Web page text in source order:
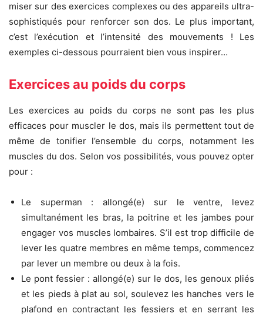
miser sur des exercices complexes ou des appareils ultra-
sophistiqués pour renforcer son dos. Le plus important,
c’est l’exécution et l’intensité des mouvements ! Les
exemples ci-dessous pourraient bien vous inspirer…
Exercices au poids du corps
Les exercices au poids du corps ne sont pas les plus
efficaces pour muscler le dos, mais ils permettent tout de
même de tonifier l’ensemble du corps, notamment les
muscles du dos. Selon vos possibilités, vous pouvez opter
pour :
Le superman : allongé(e) sur le ventre, levez
simultanément les bras, la poitrine et les jambes pour
engager vos muscles lombaires. S’il est trop difficile de
lever les quatre membres en même temps, commencez
par lever un membre ou deux à la fois.
Le pont fessier : allongé(e) sur le dos, les genoux pliés
et les pieds à plat au sol, soulevez les hanches vers le
plafond en contractant les fessiers et en serrant les